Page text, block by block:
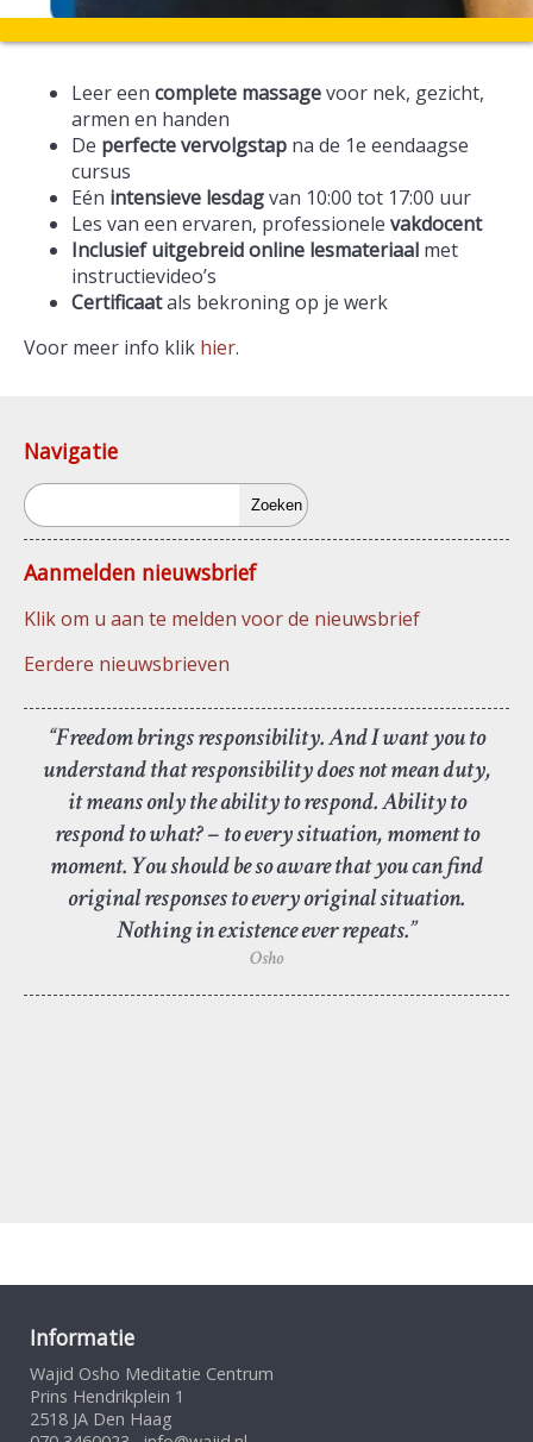
Leer een complete massagevoor nek, gezicht,
armen en handen
De perfecte vervolgstap na de 1e eendaagse
cursus
Eén intensieve lesdagvan 10:00 tot 17:00 uur
Les van een ervaren, professionele vakdocent
Inclusief uitgebreid online lesmateriaal met
instructievideo’s
Certificaatals bekroning op je werk
Voor meer info klik hier.
Navigatie
Zoeken
Aanmelden nieuwsbrief
Klik om u aan te melden voor de nieuwsbrief
Eerdere nieuwsbrieven
“Freedom brings responsibility. And I want you to
understand that responsibility does not mean duty,
it means only the ability to respond. Ability to
respond to what? – to every situation, moment to
moment. You should be so aware that you can find
original responses to every original situation.
Nothing in existence ever repeats.”
Osho
Informatie
Wajid Osho Meditatie Centrum
Prins Hendrikplein 1
2518 JA Den Haag